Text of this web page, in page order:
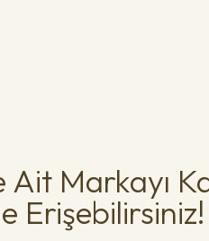
Ait Markayı
Erişebilirsiniz!